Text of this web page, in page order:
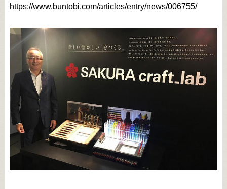
https://www.buntobi.com/articles/entry/news/006755/